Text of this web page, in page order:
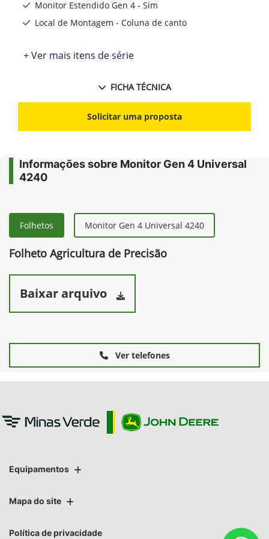
Monitor Estendido Gen 4 - Sim
Local de Montagem - Coluna de canto
+ Ver mais itens de série
FICHA TÉCNICA
Solicitar uma proposta
Informações sobre Monitor Gen 4 Universal
4240
Folhetos Monitor Gen 4 Universal 4240
Folheto Agricultura de Precisão
Baixar arquivo
Ver telefones
Equipamentos
Mapa do site
Política de privacidade